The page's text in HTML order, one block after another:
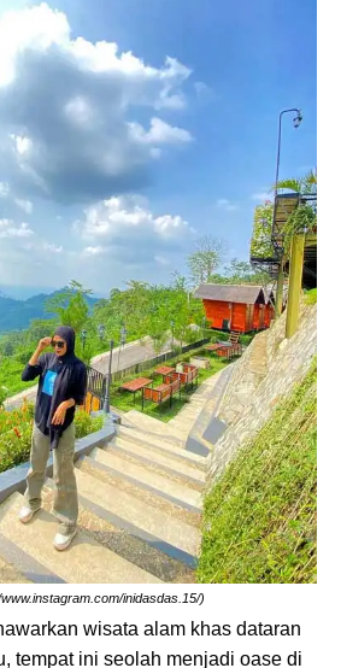
inidasdas.15/)
wisata alam khas dataran
tempat ini seolah menjadi oase di